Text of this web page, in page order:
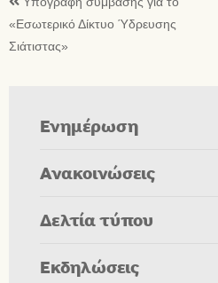
«Εσωτερικό Δίκτυο Ύδρευσης
Σιάτιστας»
Ενημέρωση
Ανακοινώσεις
Δελτία τύπου
Εκδηλώσεις